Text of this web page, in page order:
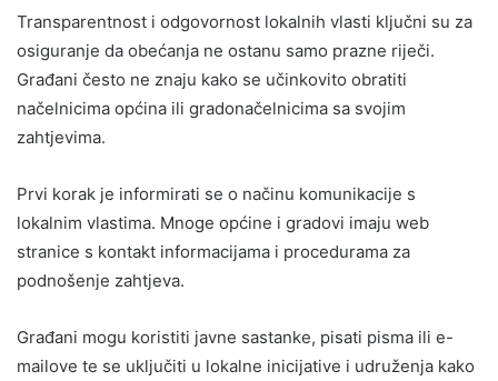
Transparentnost i odgovornost lokalnih vlasti ključni su za
osiguranje da obećanja ne ostanu samo prazne riječi.
Građani često ne znaju kako se učinkovito obratiti
načelnicima općina ili gradonačelnicima sa svojim
zahtjevima.
Prvi korak je informirati se o načinu komunikacije s
lokalnim vlastima. Mnoge općine i gradovi imaju web
stranice s kontakt informacijama i procedurama za
podnošenje zahtjeva.
Građani mogu koristiti javne sastanke, pisati pisma ili e-
mailove te se uključiti u lokalne inicijative i udruženja kako